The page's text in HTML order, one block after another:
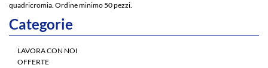
quadricromia. Ordine minimo 50 pezzi.
Categorie
LAVORA CON NOI
OFFERTE